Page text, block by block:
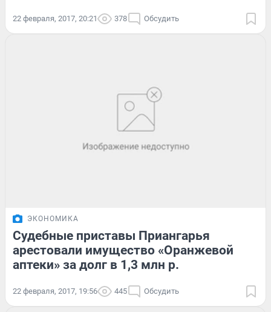
22 февраля, 2017, 20:21 378 Обсудить
ЭКОНОМИКА
Судебные приставы Приангарья
арестовали имущество «Оранжевой
аптеки» за долг в 1,3 млн р.
22 февраля, 2017, 19:56 445 Обсудить